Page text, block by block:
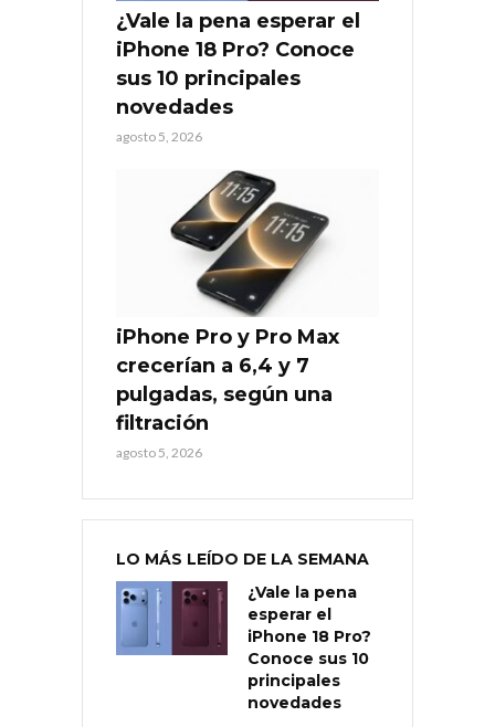
¿Vale la pena esperar el
iPhone 18 Pro? Conoce
sus 10 principales
novedades
agosto 5, 2026
iPhone Pro y Pro Max
crecerían a 6,4 y 7
pulgadas, según una
filtración
agosto 5, 2026
LO MÁS LEÍDO DE LA SEMANA
¿Vale la pena
esperar el
iPhone 18 Pro?
Conoce sus 10
principales
novedades